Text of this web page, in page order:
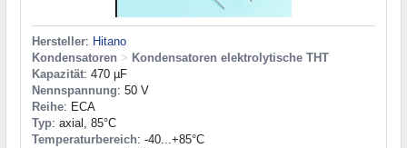
Hersteller: Hitano
Kondensatoren > Kondensatoren elektrolytische THT
Kapazität: 470 µF
Nennspannung: 50 V
Reihe: ECA
Typ: axial, 85°C
Temperaturbereich: -40...+85°C